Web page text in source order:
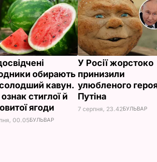
обирають
кавун.
стиглої й
ягоди
00.05БУЛЬВАР
У Росії жорстоко
принизили
улюбленого
Путіна
7 серпня, 23.42БУЛЬВАР